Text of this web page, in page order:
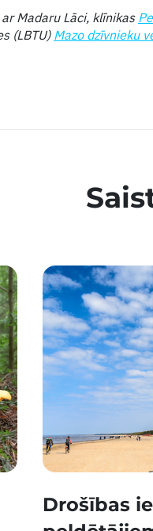
Madaru Lāci, klīnikas
(LBTU) Mazo dzīvnieku
Drošības